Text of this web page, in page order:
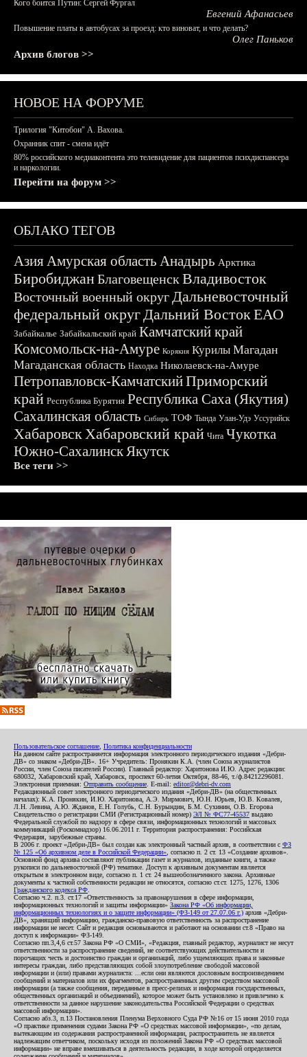
Кого боится Путин: Сергей Фургал
Евгений Афанасьев
Повышение платы в автобусах за проезд: кто виноват, и что делать?
Олег Паньков
Архив блогов >>
НОВОЕ НА ФОРУМЕ
Трилогия "Китобои" А. Вахова.
Охранник спит - смена идёт
80% российского медиаконтента это телевидение для пациентов психдиспансера
и наркологии.
Перейти на форум >>
ОБЛАКО ТЕГОВ
АзияАмурская область Анадырь Арктика
БиробиджанБлаговещенскВладивосток
Восточный военный округДальневосточный
федеральный округДальний ВостокЕАО
Забайкалье Забайкальский край Камчатский край
Комсомольск-на-Амуре Корякия Курилы Магадан
Магаданская область Находка Николаевск-на-Амуре
Петропавловск-КамчатскийПриморский
край Республика Бурятия Республика Саха (Якутия)
Сахалинская область Сибирь ТОФ Тында Улан-Удэ Уссурийск
ХабаровскХабаровский край Чита Чукотка
Южно-СахалинскЯкутск
Все теги >>
Пользовательское соглашение Политика конфиденциальности
На данном сайте распространяется информация электронного периодического издания «Дебри-
ДВ» со знаком «Дебри-ДВ». 16+ Учредитель: Пронякин К.А. (член Союза журналистов
России, член Союза писателей России). Главный редактор: Харитонова И.Ю. Адрес редакции:
680032, Хабаровский край, Хабаровск, проспект 60-летия Октября, 88-46, т./ф.84212296081.
Электронная приемная: Отправить сообщение . E-mail: editor@debri-dv.com
Редакционный совет электронного периодического издания «Дебри-ДВ» (на общественных
началах): К.А. Пронякин, И.Ю. Харитонова, А.Э. Мирмович, Ю.Н. Юрьев, Ю.В. Ковалев,
Л.Н. Левина, А.Ю. Жданов, Е.Н. Голубь, С.Н. Бурындин, Б.М. Сухинин, О.В. Егорова
Свидетельство о регистрации СМИ (Регистрационный номер) ЭЛ № ФС77-45537 выдано
Федеральной службой по надзору в сфере связи, информационных технологий и массовых
коммуникаций (Роскомнадзор) 16.06.2011 г. Территория распространения: Российская
Федерация, зарубежные страны.
В 2006 г. проект «Дебри-ДВ» был создан как электронный частный архив, в соответствии с ФЗ
№ 125 «Об архивном деле в Российской Федерации» , согласно п. 2 ст. 13 «Создание архивов».
Основной фонд архива составляют публикации газет и журналов, изданные книги, а также
рукописи по дальневосточной (РФ) тематике. Доступ к архивным документам является
открытым в электронном виде, согласно п. 1 ст. 24 вышеобозначенного закона. Архивные
документы к частной собственности редакции не относятся, согласно ст.ст. 1275, 1276, 1306
Гражданского кодекса РФ
Согласно ч.2. п.3. ст.17 «Ответственность за правонарушения в сфере информации,
информационных технологий и защиты информации» Закона РФ «Об информации,
информационных технологиях и о защите информации» (ФЗ-149 от 27.07.06 г.) архив «Дебри-
ДВ», хранящий информацию, гражданско-правовую ответственность за распространение
информации не несет. Сайт и редакция основываются и работают на основании ст.8 «Право на
доступ к информации» ФЗ-149.
Согласно пп.3,4,6 ст.57 Закона РФ «О СМИ», «Редакция, главный редактор, журналист не несут
ответственности за распространение сведений, не соответствующих действительности и
порочащих честь и достоинство граждан и организаций, либо ущемляющих права и законные
интересы граждан, либо представляющих собой злоупотребление свободой массовой
информации и (или) правами журналиста: ...если они являются дословным воспроизведением
сообщений и материалов или их фрагментов, распространенных другим средством массовой
информации (а также сообщения, переданные в пресс-релизах и информация государственных,
общественных организаций и объединений), которое может быть установлено и привлечено к
ответственности за данное нарушение законодательства Российской Федерации о средствах
массовой информации».
Согласно абз.3, п.13 Постановления Пленума Верховного Суда РФ №16 от 15 июня 2010 года
«О практике применения судами Закона РФ «О средствах массовой информации», «по делам,
вытекающим из содержания распространенной информации, распространитель не является
надлежащим ответчиком, поскольку исходя из положений Закона РФ «О средствах массовой
информации» не вправе вмешиваться в деятельность редакции, в ходе которой определяется